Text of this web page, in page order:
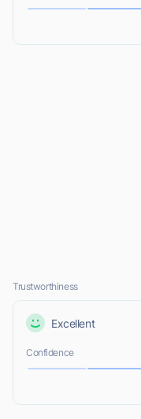
Trustworthiness
Excellent
Confidence